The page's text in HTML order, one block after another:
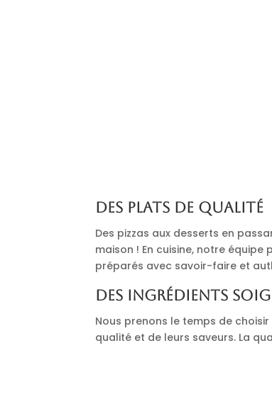
Des plats de qualité
Des pizzas aux desserts en
maison ! En cuisine, notre
préparés avec savoir-faire et
Des ingrédients
Nous prenons le temps de
qualité et de leurs saveurs. La